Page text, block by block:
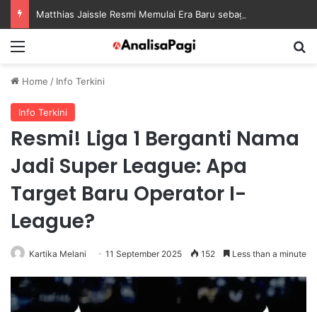
Home / Info Terkini
Info Terkini
Resmi! Liga 1 Berganti Nama
Jadi Super League: Apa
Target Baru Operator I-
League?
Kartika Melani 11 September 2025 152 Less than a minute